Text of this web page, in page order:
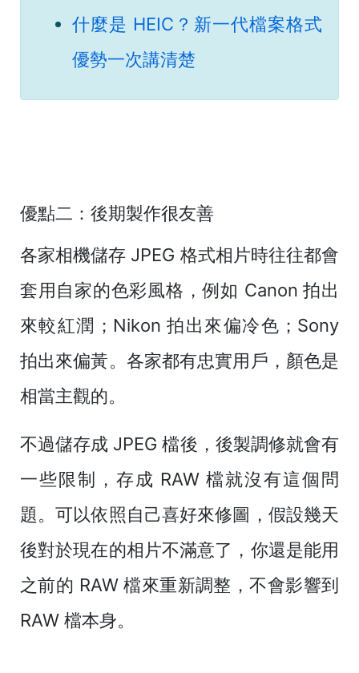
什麼是 HEIC？新一代檔案格式
優勢一次講清楚
優點二：後期製作很友善
各家相機儲存 JPEG 格式相片時往往都會
套用自家的色彩風格，例如 Canon 拍出
來較紅潤；Nikon 拍出來偏冷色；Sony
拍出來偏黃。各家都有忠實用戶，顏色是
相當主觀的。
不過儲存成 JPEG 檔後，後製調修就會有
一些限制，存成 RAW 檔就沒有這個問
題。可以依照自己喜好來修圖，假設幾天
後對於現在的相片不滿意了，你還是能用
之前的 RAW 檔來重新調整，不會影響到
RAW 檔本身。